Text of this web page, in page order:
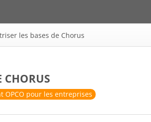
les bases de Chorus
CHORUS
OPCO pour les entreprises